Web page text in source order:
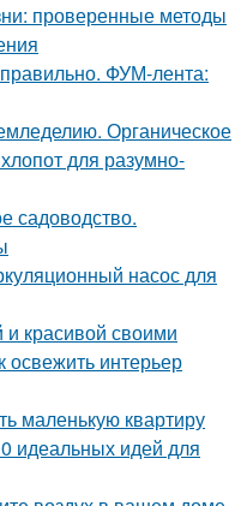
проверенные методы
ФУМ-лента:
Органическое
для разумно-
садоводство.
насос для
и красивой своими
освежить интерьер
маленькую квартиру
идеальных идей для